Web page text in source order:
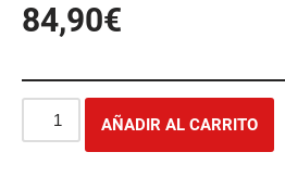
84,90€
AÑADIR AL CARRITO